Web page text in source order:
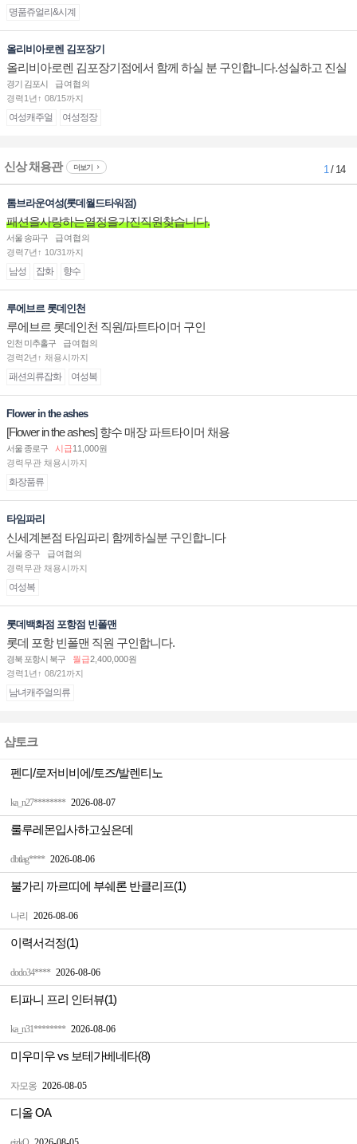
명품쥬얼리&시계
올리비아로렌 김포장기
올리비아로렌 김포장기점에서 함께 하실 분 구인합니다.성실하고 진실
된 마음 하나면 됩니다.
경기 김포시
급여협의
경력1년↑ 08/15까지
여성캐주얼 여성정장
신상 채용관 더보기 1/ 14
톰브라운여성(롯데월드타워점)
패션을사랑하는열정을가진직원찾습니다.
서울 송파구
급여협의
경력7년↑ 10/31까지
남성 잡화 향수
루에브르 롯데인천
루에브르 롯데인천 직원/파트타이머 구인
인천 미추홀구
급여협의
경력2년↑ 채용시까지
패션의류잡화 여성복
Flower in the ashes
[Flower in the ashes] 향수 매장 파트타이머 채용
서울 종로구 시급11,000원
경력무관 채용시까지
화장품류
타임파리
신세계본점 타임파리 함께하실분 구인합니다
서울 중구
급여협의
경력무관 채용시까지
여성복
롯데백화점 포항점 빈폴맨
롯데 포항 빈폴맨 직원 구인합니다.
경북 포항시 북구 월급2,400,000원
경력1년↑ 08/21까지
남녀캐주얼의류
샵토크
ka_n27******** 2026-08-07
펜디/로저비비에/토즈/발렌티노
dbtlag**** 2026-08-06
룰루레몬입사하고싶은데
나리 2026-08-06
불가리 까르띠에 부쉐론 반클리프(1)
dodo34**** 2026-08-06
이력서걱정(1)
ka_n31******** 2026-08-06
티파니 프리 인터뷰(1)
자모옹 2026-08-05
미우미우 vs 보테가베네타(8)
디올 OA